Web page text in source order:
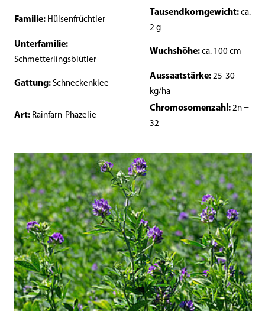
Familie: Hülsenfrüchtler
Tausendkorngewicht: ca.
2 g
Unterfamilie:
Schmetterlingsblütler
Wuchshöhe: ca. 100 cm
Gattung: Schneckenklee
Aussaatstärke: 25-30
kg/ha
Art: Rainfarn-Phazelie
Chromosomenzahl: 2n =
32